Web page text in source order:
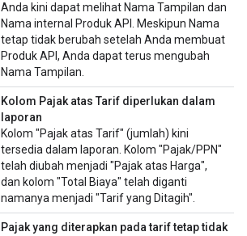
Anda kini dapat melihat Nama Tampilan dan
Nama internal Produk API. Meskipun Nama
tetap tidak berubah setelah Anda membuat
Produk API, Anda dapat terus mengubah
Nama Tampilan.
Kolom Pajak atas Tarif diperlukan dalam
laporan
Kolom "Pajak atas Tarif" (jumlah) kini
tersedia dalam laporan. Kolom "Pajak/PPN"
telah diubah menjadi "Pajak atas Harga",
dan kolom "Total Biaya" telah diganti
namanya menjadi "Tarif yang Ditagih".
Pajak yang diterapkan pada tarif tetap tidak